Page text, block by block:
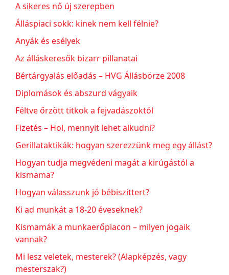
A sikeres nő új szerepben
Álláspiaci sokk: kinek nem kell félnie?
Anyák és esélyek
Az álláskeresők bizarr pillanatai
Bértárgyalás előadás – HVG Állásbörze 2008
Diplomások és abszurd vágyaik
Féltve őrzött titkok a fejvadászoktól
Fizetés – Hol, mennyit lehet alkudni?
Gerillataktikák: hogyan szerezzünk meg egy állást?
Hogyan tudja megvédeni magát a kirúgástól a
kismama?
Hogyan válasszunk jó bébiszittert?
Ki ad munkát a 18-20 éveseknek?
Kismamák a munkaerőpiacon – milyen jogaik
vannak?
Mi lesz veletek, mesterek? (Alapképzés, vagy
mesterszak?)